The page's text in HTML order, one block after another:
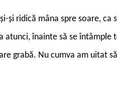
și ridică mâna spre soare,
atunci, înainte să se întâmple
grabă. Nu cumva am uitat